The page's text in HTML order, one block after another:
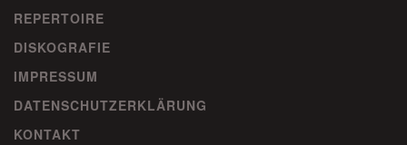
REPERTOIRE
DISKOGRAFIE
IMPRESSUM
DATENSCHUTZERKLÄRUNG
KONTAKT